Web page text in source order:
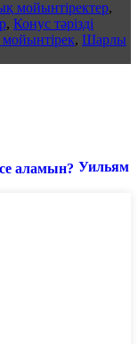
мойынтіректер,
, Конус тәрізді
, Шарлы
Уильям